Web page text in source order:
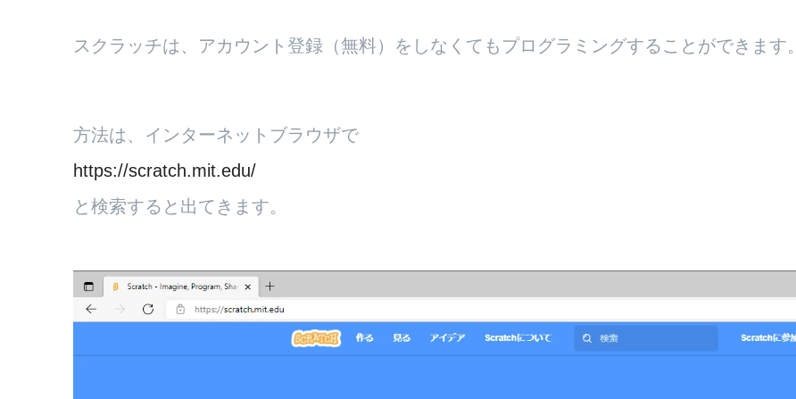
スクラッチは、アカウント登録（無料）をしなくてもプログラミングすることができます。
方法は、インターネットブラウザで
https://scratch.mit.edu/
と検索すると出てきます。